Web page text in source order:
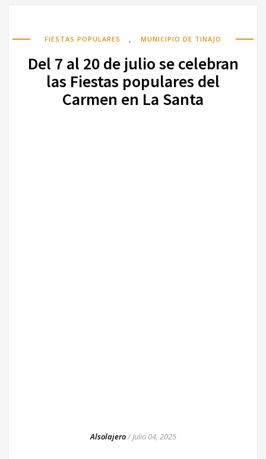
FIESTAS POPULARES , MUNICIPIO DE TINAJO
Del 7 al 20 de julio se celebran
las Fiestas populares del
Carmen en La Santa
Alsolajero/Julio 04, 2025